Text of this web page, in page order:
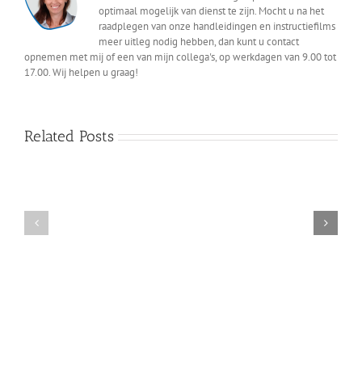
optimaal mogelijk van dienst te zijn. Mocht u na het
raadplegen van onze handleidingen en instructiefilms
meer uitleg nodig hebben, dan kunt u contact
opnemen met mij of een van mijn collega's, op werkdagen van 9.00 tot
17.00. Wij helpen u graag!
Related Posts
Ontwerpstudio